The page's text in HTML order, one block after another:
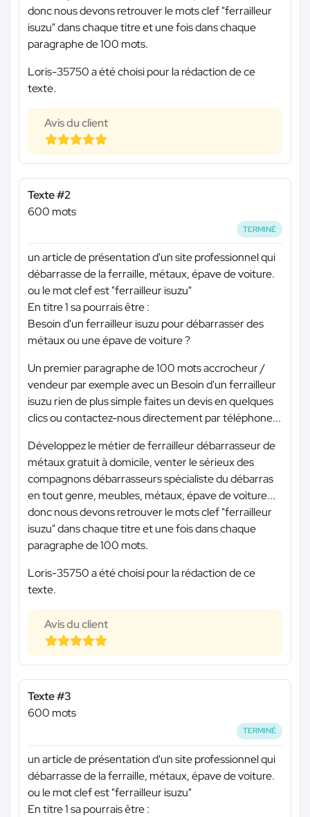
donc nous devons retrouver le mots clef "ferrailleur
isuzu" dans chaque titre et une fois dans chaque
paragraphe de 100 mots.
Loris-35750 a été choisi pour la rédaction de ce
texte.
Avis du client
Texte #2
600 mots
TERMINÉ
un article de présentation d'un site professionnel qui
débarrasse de la ferraille, métaux, épave de voiture.
ou le mot clef est "ferrailleur isuzu"
En titre 1 sa pourrais être :
Besoin d'un ferrailleur isuzu pour débarrasser des
métaux ou une épave de voiture ?
Un premier paragraphe de 100 mots accrocheur /
vendeur par exemple avec un Besoin d'un ferrailleur
isuzu rien de plus simple faites un devis en quelques
clics ou contactez-nous directement par téléphone...
Développez le métier de ferrailleur débarrasseur de
métaux gratuit à domicile, venter le sérieux des
compagnons débarrasseurs spécialiste du débarras
en tout genre, meubles, métaux, épave de voiture...
donc nous devons retrouver le mots clef "ferrailleur
isuzu" dans chaque titre et une fois dans chaque
paragraphe de 100 mots.
Loris-35750 a été choisi pour la rédaction de ce
texte.
Avis du client
Texte #3
600 mots
TERMINÉ
un article de présentation d'un site professionnel qui
débarrasse de la ferraille, métaux, épave de voiture.
ou le mot clef est "ferrailleur isuzu"
En titre 1 sa pourrais être :